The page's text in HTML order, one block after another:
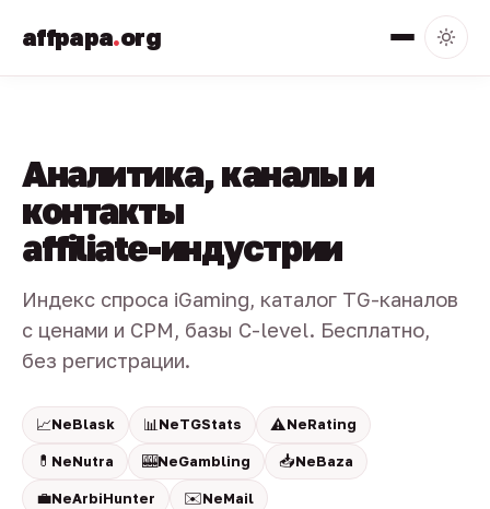
affpapa.org
Аналитика, каналы и
контакты
affiliate-индустрии
Индекс спроса iGaming, каталог TG-каналов
с ценами и CPM, базы C-level. Бесплатно,
без регистрации.
📈NeBlask 📊 NeTGStats ⚠️NeRating
💊 NeNutra 🎰NeGambling 📥NeBaza
💼NeArbiHunter ✉️NeMail